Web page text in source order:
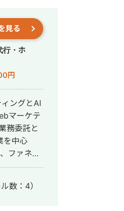
行サービ
ャー企業~
を担当。
、
内を獲
台本作
代理店
見る
行・ホ
円
ングとAI
務委託と
を中心
ファネル
きまし
式LINE・
数：4）